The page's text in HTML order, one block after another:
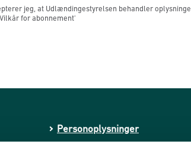
jeg, at Udlændingestyrelsen behandler
for abonnement'
Personoplysninger